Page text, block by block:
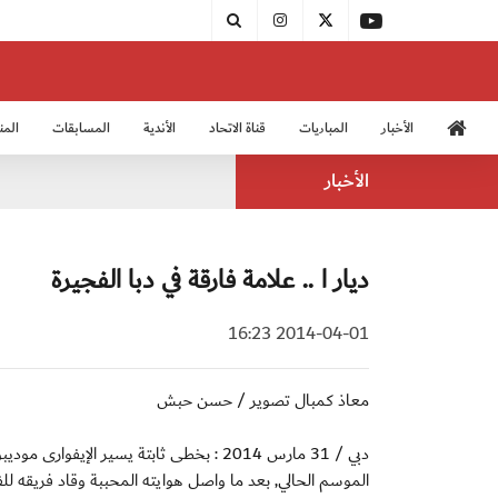
الأخبار المباريات قناة الاتحاد الأندية المسابقات
الأخبار
ديار ا .. علامة فارقة في دبا الفجيرة
2014-04-01 16:23
معاذ كمبال تصوير / حسن حبش
دبي / 31 مارس 2014 : بخطى ثابتة يسير